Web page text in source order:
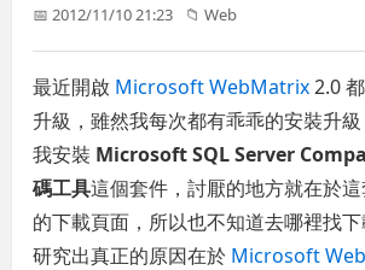
📅 2012/11/10 21:23 📁Web
最近開啟 Microsoft WebMatrix2.0
升級，雖然我每次都有乖乖的安裝升
我安裝 Microsoft SQL Server
碼工具這個套件，討厭的地方就在於
的下載頁面，所以也不知道去哪裡找
研究出真正的原因在於 Microsoft